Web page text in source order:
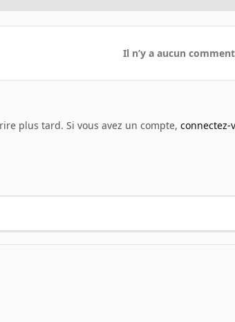
Il n’y a aucun
plus tard. Si vous avez un compte, connectez-